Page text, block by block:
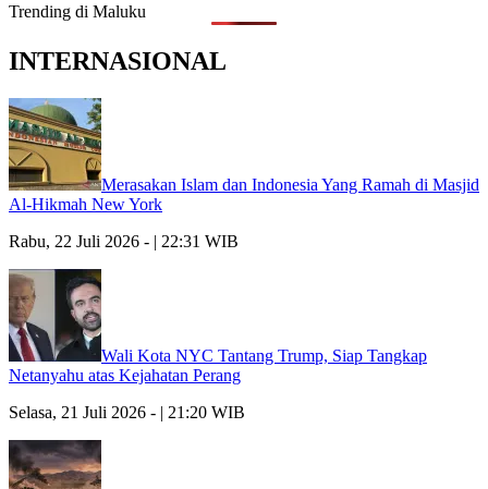
Trending di Maluku
INTERNASIONAL
Merasakan Islam dan Indonesia Yang Ramah di Masjid
Al-Hikmah New York
Rabu, 22 Juli 2026 - | 22:31 WIB
Wali Kota NYC Tantang Trump, Siap Tangkap
Netanyahu atas Kejahatan Perang
Selasa, 21 Juli 2026 - | 21:20 WIB